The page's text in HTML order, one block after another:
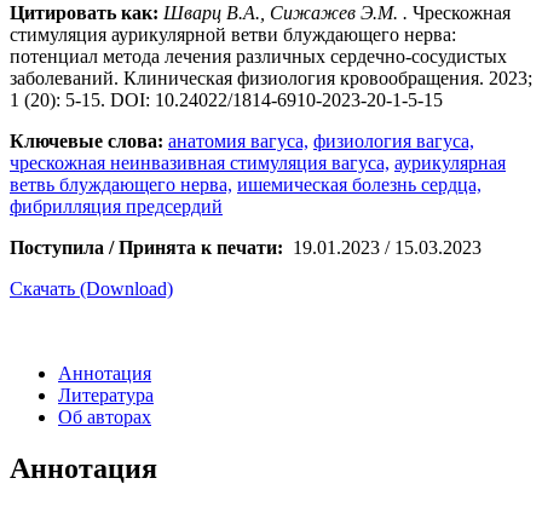
Цитировать как: Шварц В.А., Сижажев Э.М. . Чрескожная
стимуляция аурикулярной ветви блуждающего нерва:
потенциал метода лечения различных сердечно-сосудистых
заболеваний. Клиническая физиология кровообращения. 2023;
1 (20): 5-15. DOI: 10.24022/1814-6910-2023-20-1-5-15
Ключевые слова: анатомия вагуса, физиология вагуса,
чрескожная неинвазивная стимуляция вагуса, аурикулярная
ветвь блуждающего нерва, ишемическая болезнь сердца,
фибрилляция предсердий
Поступила / Принята к печати: 19.01.2023 / 15.03.2023
Скачать (Download)
Аннотация
Литература
Об авторах
Аннотация